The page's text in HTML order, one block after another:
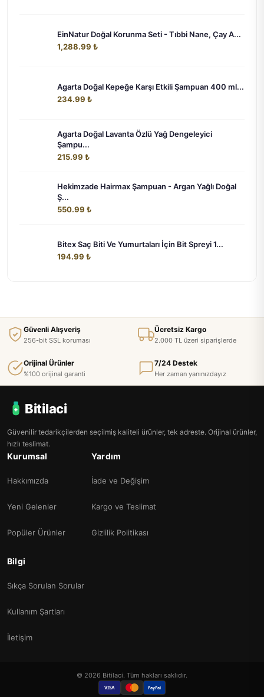
EinNatur Doğal Korunma Seti - Tıbbi Nane, Çay A...
1,288.99 ₺
Agarta Doğal Kepeğe Karşı Etkili Şampuan 400 ml...
234.99 ₺
Agarta Doğal Lavanta Özlü Yağ Dengeleyici
Şampu...
215.99 ₺
Hekimzade Hairmax Şampuan - Argan Yağlı Doğal
Ş...
550.99 ₺
Bitex Saç Biti Ve Yumurtaları İçin Bit Spreyi 1...
194.99 ₺
Güvenli Alışveriş
256-bit SSL koruması
Ücretsiz Kargo
2.000 TL üzeri siparişlerde
Orijinal Ürünler
%100 orijinal garanti
7/24 Destek
Her zaman yanınızdayız
Bitilaci
Güvenilir tedarikçilerden seçilmiş kaliteli ürünler, tek adreste. Orijinal ürünler,
hızlı teslimat.
Kurumsal
Hakkımızda
Yeni Gelenler
Popüler Ürünler
Yardım
İade ve Değişim
Kargo ve Teslimat
Gizlilik Politikası
Bilgi
Sıkça Sorulan Sorular
Kullanım Şartları
İletişim
© 2026 Bitilaci. Tüm hakları saklıdır.
VISA PayPal